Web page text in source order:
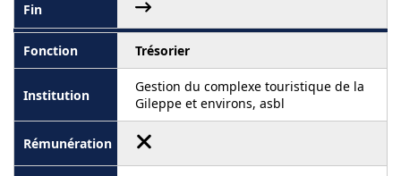
Trésorier
Gestion du complexe touristique de la
Gileppe et environs, asbl